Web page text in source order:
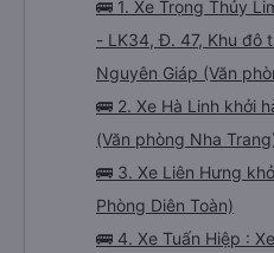
🚌 1. Xe Trọng Thủy
- LK34, Đ. 47, Khu đô
Nguyên Giáp (Văn
🚌 2. Xe Hà Linh khởi
(Văn phòng Nha
🚌 3. Xe Liên Hưng
Phòng Diên Toàn)
🚌 4. Xe Tuấn Hiệp :